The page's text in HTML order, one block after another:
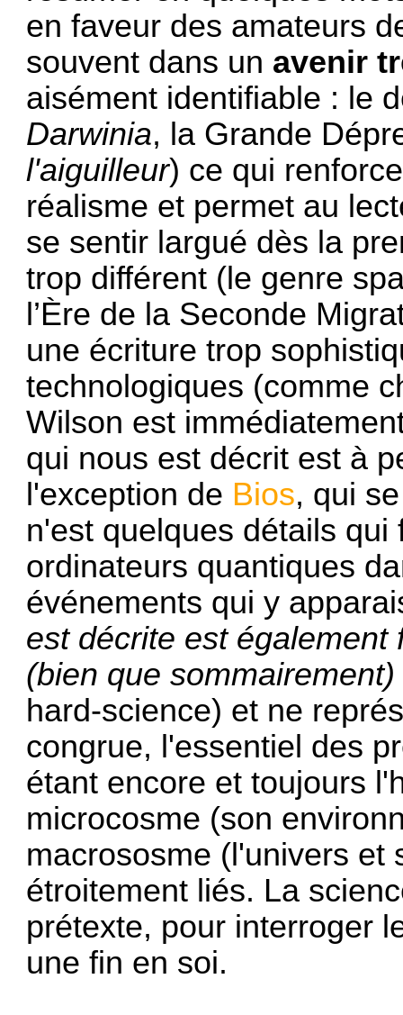
en faveur des amateurs
souvent dans un avenir
aisément identifiable : le
Darwinia, la Grande
l'aiguilleur) ce qui
réalisme et permet au
se sentir largué dès la
trop différent (le genre
l’Ère de la Seconde
une écriture trop
technologiques (comme
Wilson est
qui nous est décrit est à
l'exception de Bios, qui
n'est quelques détails
ordinateurs quantiques
événements qui y
est décrite est
(bien que
hard-science) et ne
congrue, l'essentiel des
étant encore et toujours
microcosme (son
macrososme (l'univers et
étroitement liés. La
prétexte, pour interroger
une fin en soi.